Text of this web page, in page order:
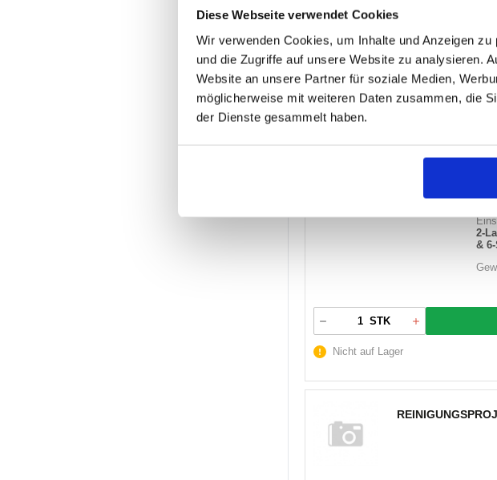
Diese Webseite verwendet Cookies
Wir verwenden Cookies, um Inhalte und Anzeigen
und die Zugriffe auf unsere Website zu analysieren.
Website an unsere Partner für soziale Medien,
möglicherweise mit weiteren Daten zusammen, die
der Dienste gesammelt haben.
Nicht auf Lager
MULTICRIMP
2-
&
STK
Nicht auf Lager